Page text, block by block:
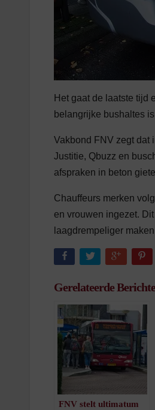
Het gaat de laatste tijd
belangrijke bushaltes
Vakbond FNV zegt dat
Justitie, Qbuzz en
afspraken in beton
Chauffeurs merken
en vrouwen ingezet.
laagdrempeliger
Gerelateerde
FNV stelt ultimatum